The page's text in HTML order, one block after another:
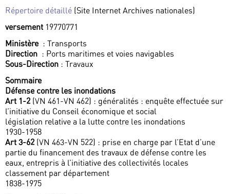
Répertoire détaillé (Site Internet Archives nationales)
versement 19770771
Ministère : Transports
Direction : Ports maritimes et voies navigables
Sous-Direction : Travaux
Sommaire
Défense contre les inondations
Art 1-2 (VN 461-VN 462) : généralités : enquête effectuée sur
l’initiative du Conseil économique et social
législation relative a la lutte contre les inondations
1930-1958
Art 3-62 (VN 463-VN 522) : prise en charge par l’Etat d’une
partie du financement des travaux de défense contre les
eaux, entrepris à l’initiative des collectivités locales
classement par département
1838-1975